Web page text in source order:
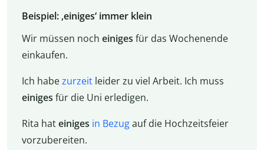
Beispiel: ‚einiges‘ immer klein
Wir müssen noch einiges für das Wochenende
einkaufen.
Ich habezurzeitleider zu viel Arbeit. Ich muss
einiges für die Uni erledigen.
Rita hateiniges in Bezugauf die Hochzeitsfeier
vorzubereiten.